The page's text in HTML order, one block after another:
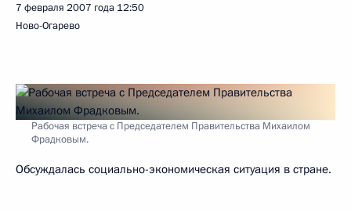
7 февраля 2007 года 12:50
Ново-Огарево
Рабочая встреча с Председателем Правительства Михаилом
Фрадковым.
Обсуждалась социально-экономическая ситуация в стране.